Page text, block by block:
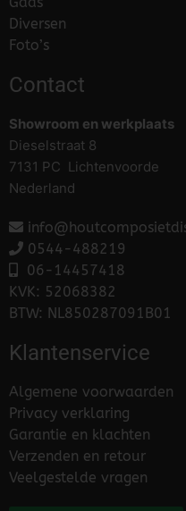
Diversen
Foto’s
Contact
Showroom en werkplaats
Dieselstraat 8
7131 PC Lichtenvoorde
Nederland
0544-488219
06- 14457418
KVK: 52068382
BTW: NL850287091B01
Klantenservice
Algemene voorwaarden
Privacy verklaring
Garantie en klachten
Verzenden en retour
Veelgestelde vragen